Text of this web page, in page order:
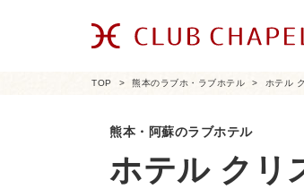
TOP 熊本のラブホ・ラブホテル ホテル
熊本・阿蘇のラブホテル
ホテル クリ